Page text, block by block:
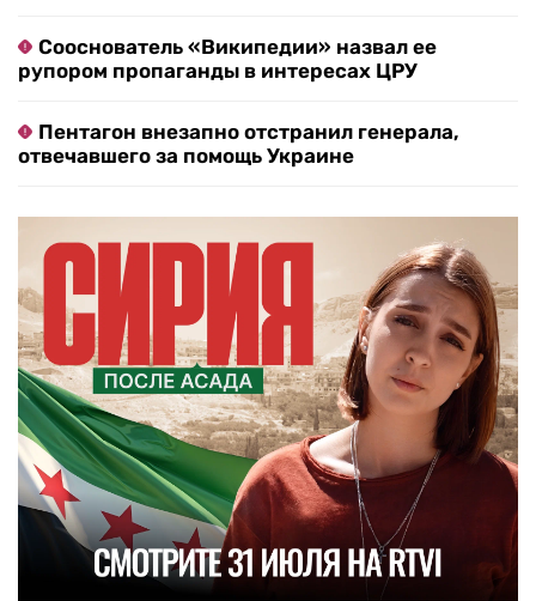
Сооснователь «Википедии» назвал ее
рупором пропаганды в интересах ЦРУ
Пентагон внезапно отстранил генерала,
отвечавшего за помощь Украине